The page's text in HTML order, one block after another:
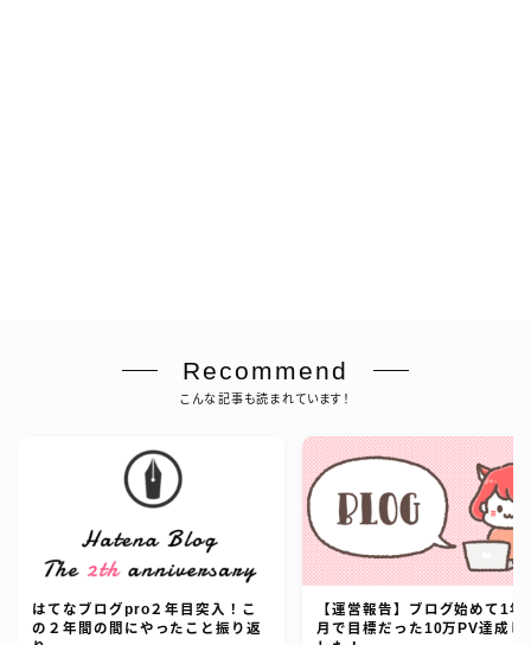
Recommend
こんな記事も読まれています！
はてなブログpro２年目突入！こ
の２年間の間にやったこと振り返
【運営報告】ブログ始めて1年
月で目標だった10万PV達成し